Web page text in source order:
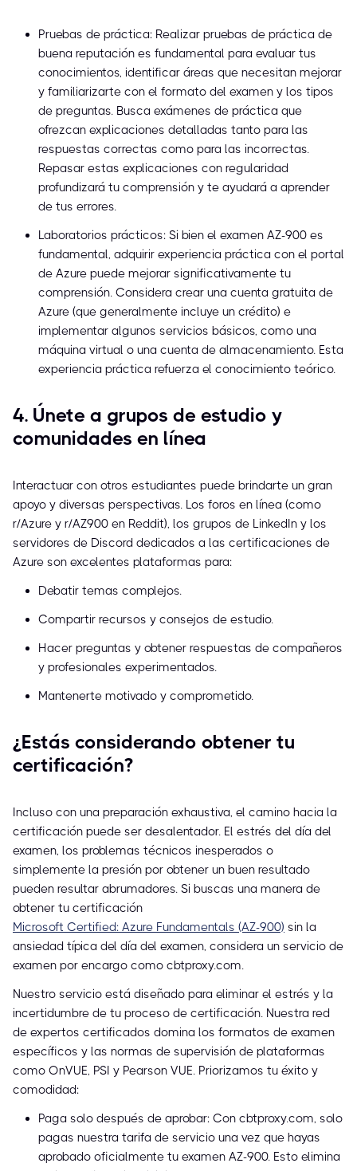
Pruebas de práctica: Realizar pruebas de práctica de
buena reputación es fundamental para evaluar tus
conocimientos, identificar áreas que necesitan mejorar
y familiarizarte con el formato del examen y los tipos
de preguntas. Busca exámenes de práctica que
ofrezcan explicaciones detalladas tanto para las
respuestas correctas como para las incorrectas.
Repasar estas explicaciones con regularidad
profundizará tu comprensión y te ayudará a aprender
de tus errores.
Laboratorios prácticos: Si bien el examen AZ-900 es
fundamental, adquirir experiencia práctica con el portal
de Azure puede mejorar significativamente tu
comprensión. Considera crear una cuenta gratuita de
Azure (que generalmente incluye un crédito) e
implementar algunos servicios básicos, como una
máquina virtual o una cuenta de almacenamiento. Esta
experiencia práctica refuerza el conocimiento teórico.
4. Únete a grupos de estudio y
comunidades en línea
Interactuar con otros estudiantes puede brindarte un gran
apoyo y diversas perspectivas. Los foros en línea (como
r/Azure y r/AZ900 en Reddit), los grupos de LinkedIn y los
servidores de Discord dedicados a las certificaciones de
Azure son excelentes plataformas para:
Debatir temas complejos.
Compartir recursos y consejos de estudio.
Hacer preguntas y obtener respuestas de compañeros
y profesionales experimentados.
Mantenerte motivado y comprometido.
¿Estás considerando obtener tu
certificación?
Incluso con una preparación exhaustiva, el camino hacia la
certificación puede ser desalentador. El estrés del día del
examen, los problemas técnicos inesperados o
simplemente la presión por obtener un buen resultado
pueden resultar abrumadores. Si buscas una manera de
obtener tu certificación
Microsoft Certified: Azure Fundamentals (AZ-900) sin la
ansiedad típica del día del examen, considera un servicio de
examen por encargo como cbtproxy.com.
Nuestro servicio está diseñado para eliminar el estrés y la
incertidumbre de tu proceso de certificación. Nuestra red
de expertos certificados domina los formatos de examen
específicos y las normas de supervisión de plataformas
como OnVUE, PSI y Pearson VUE. Priorizamos tu éxito y
comodidad:
Paga solo después de aprobar: Con cbtproxy.com, solo
pagas nuestra tarifa de servicio una vez que hayas
aprobado oficialmente tu examen AZ-900. Esto elimina